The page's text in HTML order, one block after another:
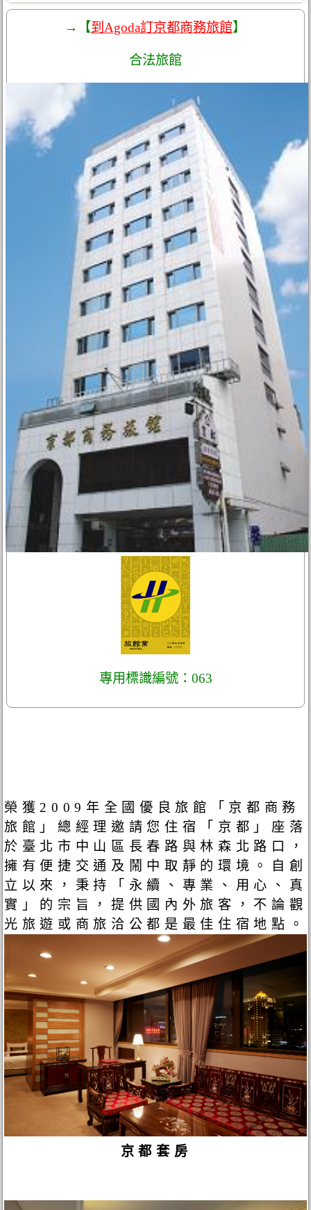
→【到Agoda訂京都商務旅館】
合法旅館
專用標識編號：063
榮獲2009年全國優良旅館「京都商務
旅館」總經理邀請您住宿「京都」座落
於臺北市中山區長春路與林森北路口，
擁有便捷交通及鬧中取靜的環境。自創
立以來，秉持「永續、專業、用心、真
實」的宗旨，提供國內外旅客，不論觀
光旅遊或商旅洽公都是最佳住宿地點。
京都套房